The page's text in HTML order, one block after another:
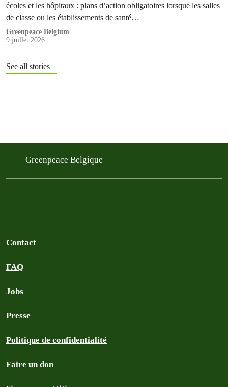
écoles et les hôpitaux : plans d’action obligatoires lorsque les salles
de classe ou les établissements de santé…
Greenpeace Belgium
9 juillet 2026
See all stories
Greenpeace Belgique
Contact
FAQ
Jobs
Presse
Politique de confidentialité
Faire un don